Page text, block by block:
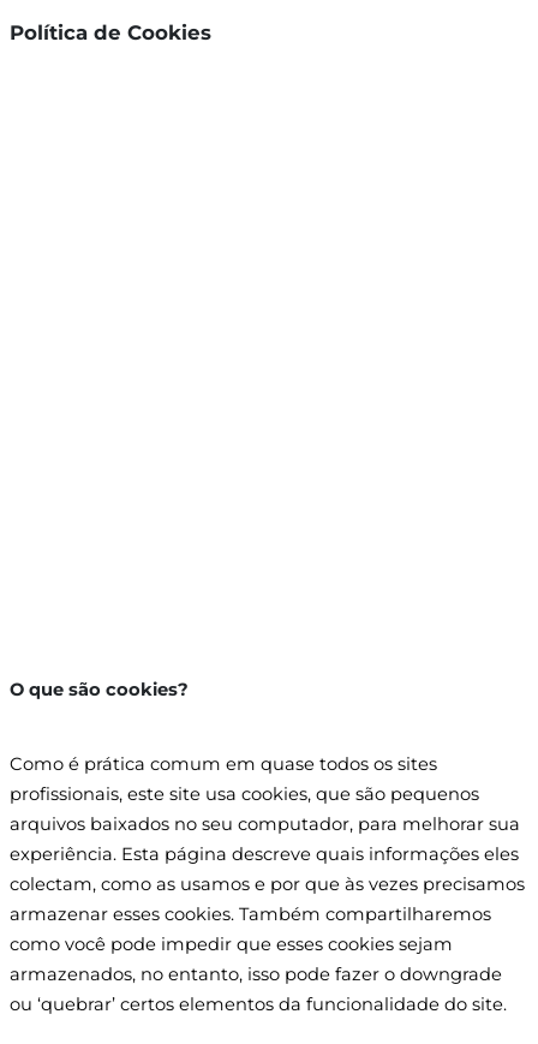
Política de Cookies
O que são cookies?
Como é prática comum em quase todos os sites
profissionais, este site usa cookies, que são pequenos
arquivos baixados no seu computador, para melhorar sua
experiência. Esta página descreve quais informações eles
colectam, como as usamos e por que às vezes precisamos
armazenar esses cookies. Também compartilharemos
como você pode impedir que esses cookies sejam
armazenados, no entanto, isso pode fazer o downgrade
ou ‘quebrar’ certos elementos da funcionalidade do site.​